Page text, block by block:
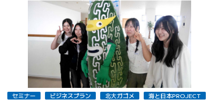
セミナー ビジネスプラン 北大ガゴメ
海と日本PROJECT